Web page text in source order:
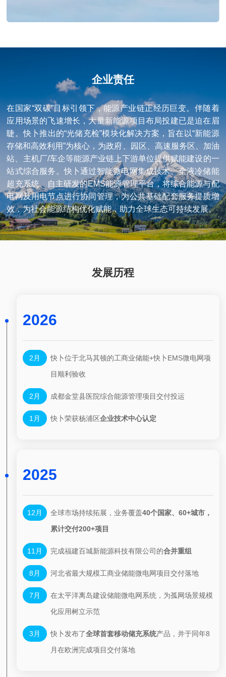
企业责任
在国家“双碳”目标引领下，能源产业链正经历巨变。伴随着
应用场景的飞速增长，大量新能源项目布局投建已是迫在眉
睫。快卜推出的“光储充检”模块化解决方案，旨在以“新能源
存储和高效利用”为核心，为政府、园区、高速服务区、加油
站、主机厂/车企等能源产业链上下游单位提供赋能建设的一
站式综合服务。快卜通过智能微电网集成技术、全液冷储能
超充系统、自主研发的EMS能源管理平台，将综合能源与配
电网及用电节点进行协同管理，为公共基础配套服务提质增
效，为社会能源结构优化赋能，助力全球生态可持续发展。
发展历程
2026
2月
快卜位于北马其顿的工商业储能+快卜EMS微电网项
目顺利验收
2月 成都金堂县医院综合能源管理项目交付投运
1月 快卜荣获杨浦区企业技术中心认定
2025
12月 全球市场持续拓展，业务覆盖40个国家、60+城市，
累计交付200+项目
11月 完成福建百城新能源科技有限公司的合并重组
8月 河北省最大规模工商业储能微电网项目交付落地
7月
在太平洋离岛建设储能微电网系统，为孤网场景规模
化应用树立示范
3月 快卜发布了全球首套移动储充系统产品，并于同年8
月在欧洲完成项目交付落地